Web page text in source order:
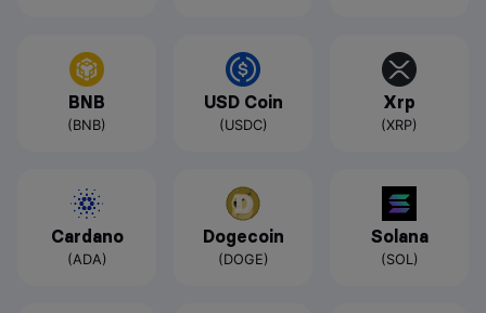
BNB
(BNB)
USD Coin
(USDC)
Xrp
(XRP)
Cardano
(ADA)
Dogecoin
(DOGE)
Solana
(SOL)